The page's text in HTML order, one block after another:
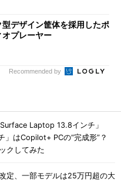
デザイン筐体を採用したポ
オプレーヤー
Recommended by
Laptop 13.8インチ」
」はCopilot+ PCの“完成形”？
クしてみた
定、一部モデルは25万円超の大